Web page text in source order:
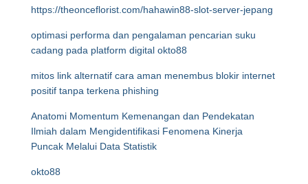
https://theonceflorist.com/hahawin88-slot-server-jepang
optimasi performa dan pengalaman pencarian suku
cadang pada platform digital okto88
mitos link alternatif cara aman menembus blokir internet
positif tanpa terkena phishing
Anatomi Momentum Kemenangan dan Pendekatan
Ilmiah dalam Mengidentifikasi Fenomena Kinerja
Puncak Melalui Data Statistik
okto88